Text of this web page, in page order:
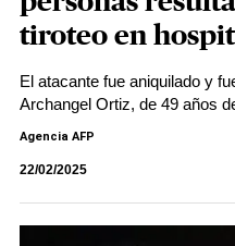
tiroteo en
El atacante fue aniquilado y
Archangel Ortiz, de 49 años
Agencia AFP
22/02/2025